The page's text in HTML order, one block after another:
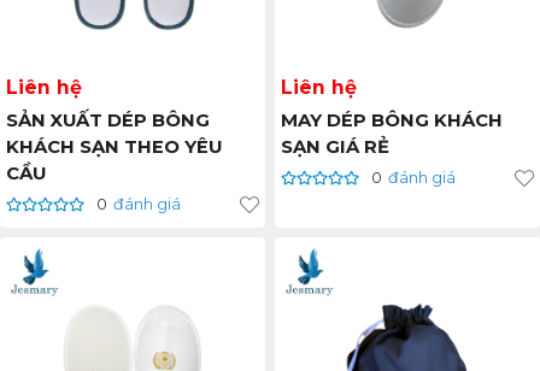
Liên hệ
SẢN XUẤT DÉP BÔNG
KHÁCH SẠN THEO YÊU
CẦU
0 đánh giá
Liên hệ
MAY DÉP BÔNG KHÁCH
SẠN GIÁ RẺ
0 đánh giá